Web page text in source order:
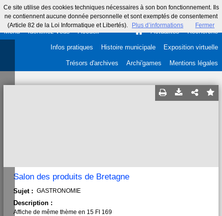
Ce site utilise des cookies techniques nécessaires à son bon fonctionnement. Ils
ne contiennent aucune donnée personnelle et sont exemptés de consentement
(Article 82 de la Loi Informatique et Libertés).
Plus d’informations Fermer
Menu Identifiez-vous Accueil Actualités Recherche
Infos pratiques Histoire municipale Exposition virtuelle
Trésors d'archives Archi'games Mentions légales
Salon des produits de Bretagne
Sujet : GASTRONOMIE
Description :
Affiche de même thème en 15 FI 169